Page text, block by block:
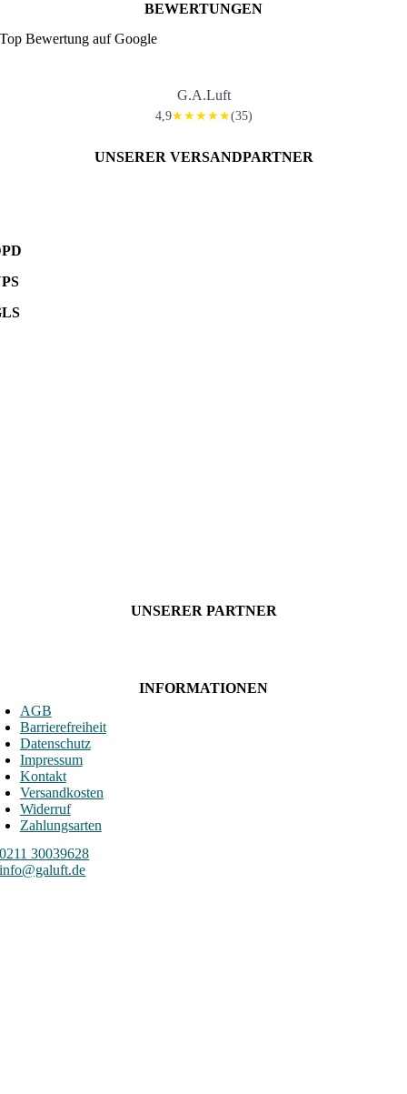
BEWERTUNGEN
Top Bewertung auf Google
G.A.Luft
4,9★★★★★(35)
UNSERER VERSANDPARTNER
UNSERER PARTNER
INFORMATIONEN
AGB
Barrierefreiheit
Datenschutz
Impressum
Kontakt
Versandkosten
Widerruf
Zahlungsarten
0211 30039628
info@galuft.de